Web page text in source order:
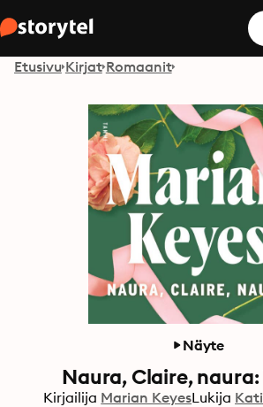
Etusivu Kirjat Romaanit
Näyte
Naura, Claire, naura:
Kirjailija Marian KeyesLukija